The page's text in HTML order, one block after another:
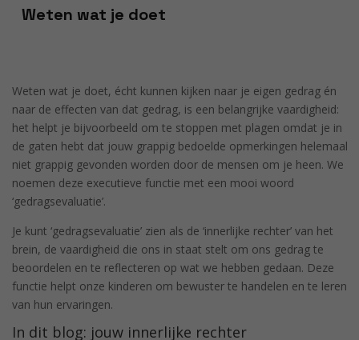
Weten wat je doet
Weten wat je doet, écht kunnen kijken naar je eigen gedrag én
naar de effecten van dat gedrag, is een belangrijke vaardigheid:
het helpt je bijvoorbeeld om te stoppen met plagen omdat je in
de gaten hebt dat jouw grappig bedoelde opmerkingen helemaal
niet grappig gevonden worden door de mensen om je heen. We
noemen deze executieve functie met een mooi woord
‘gedragsevaluatie’.
Je kunt ‘gedragsevaluatie’ zien als de ‘innerlijke rechter’ van het
brein, de vaardigheid die ons in staat stelt om ons gedrag te
beoordelen en te reflecteren op wat we hebben gedaan. Deze
functie helpt onze kinderen om bewuster te handelen en te leren
van hun ervaringen.
In dit blog: jouw innerlijke rechter